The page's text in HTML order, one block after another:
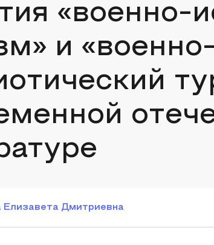
«военно-
и «военно-
Елизавета Дмитриевна